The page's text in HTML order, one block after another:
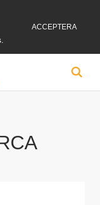
ACCEPTERA